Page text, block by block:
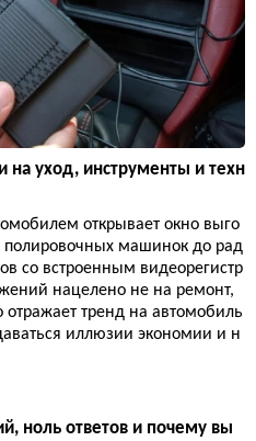
на уход, инструменты и техн
открывает окно выго
машинок до рад
со встроенным видеорегистр
нацелено не на ремонт,
отражает тренд на автомобиль
иллюзии экономии и н
ноль ответов и почему вы